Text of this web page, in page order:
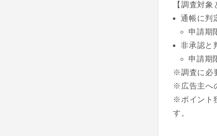
【調査対
通帳に判
申請期
非承認と
申請期
※調査に必
※広告主へ
※ポイント
す。